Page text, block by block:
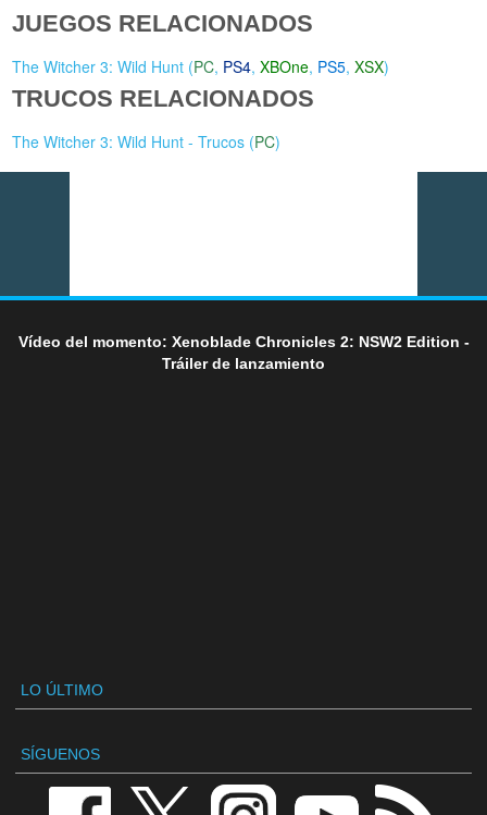
JUEGOS RELACIONADOS
The Witcher 3: Wild Hunt (PC, PS4,XBOne, PS5,XSX)
TRUCOS RELACIONADOS
The Witcher 3: Wild Hunt - Trucos (PC)
Vídeo del momento: Xenoblade Chronicles 2: NSW2 Edition -
Tráiler de lanzamiento
LO ÚLTIMO
SÍGUENOS